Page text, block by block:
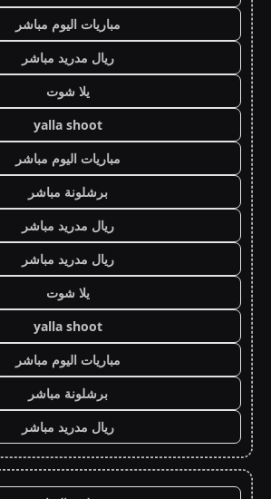
مباريات اليوم مباشر
ريال مدريد مباشر
يلا شوت
yalla shoot
مباريات اليوم مباشر
برشلونة مباشر
ريال مدريد مباشر
ريال مدريد مباشر
يلا شوت
yalla shoot
مباريات اليوم مباشر
برشلونة مباشر
ريال مدريد مباشر